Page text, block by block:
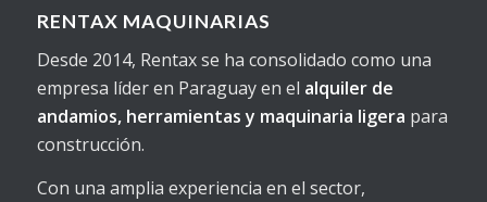
RENTAX MAQUINARIAS
Desde 2014, Rentax se ha consolidado como una
empresa líder en Paraguay en el alquiler de
andamios, herramientas y maquinaria ligera para
construcción.
Con una amplia experiencia en el sector,